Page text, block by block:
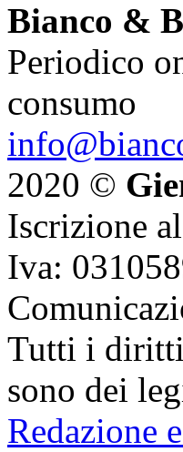
Bianco &
Periodico
consumo
2020 ©
Iscrizione
Iva:
Tutti i
sono dei
Redazione